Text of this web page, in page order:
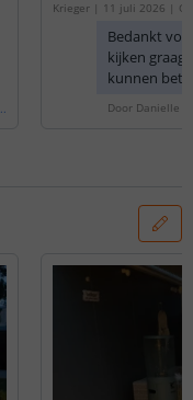
Krieger| 11 juli 2026 |
rdeelset van 4 stuks'
Bedankt
kijken graag
kunnen
Door Danielle